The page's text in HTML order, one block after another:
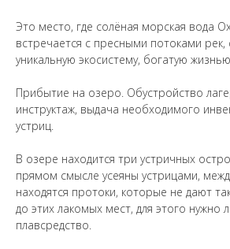
Это место, где солёная морская вода
встречается с пресными потоками рек,
уникальную экосистему, богатую жизнью.
Прибытие на озеро. Обустройство
инструктаж, выдача необходимого
устриц.
В озере находится три устричных
прямом смысле усеяны устрицами,
находятся протоки, которые не дают
до этих лакомых мест, для этого нужно
плавсредство.